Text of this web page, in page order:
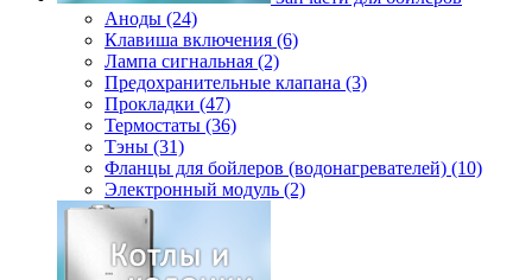
Аноды (24)
Клавиша включения (6)
Лампа сигнальная (2)
Предохранительные клапана (3)
Прокладки (47)
Термостаты (36)
Тэны (31)
Фланцы для бойлеров (водонагревателей) (10)
Электронный модуль (2)